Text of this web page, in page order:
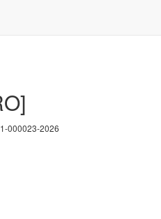
000023-2026